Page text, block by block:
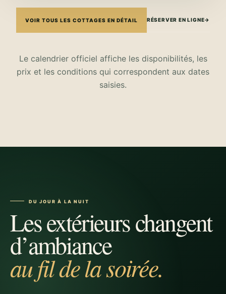
VOIR TOUS LES COTTAGES EN DÉTAIL RÉSERVER EN LIGNE→
Le calendrier officiel affiche les disponibilités, les
prix et les conditions qui correspondent aux dates
saisies.
DU JOUR À LA NUIT
Les extérieurs changent
d’ambiance
au fil de la soirée.